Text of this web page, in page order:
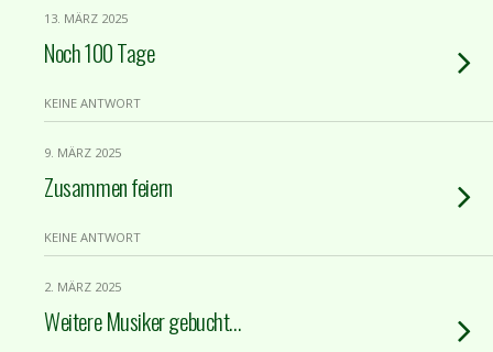
13. MÄRZ 2025
Noch 100 Tage
KEINE ANTWORT
9. MÄRZ 2025
Zusammen feiern
KEINE ANTWORT
2. MÄRZ 2025
Weitere Musiker gebucht…